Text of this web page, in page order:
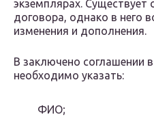
экземплярах.
договора, однако в него
изменения и дополнения.
В заключено соглашении
необходимо указать:
ФИО;